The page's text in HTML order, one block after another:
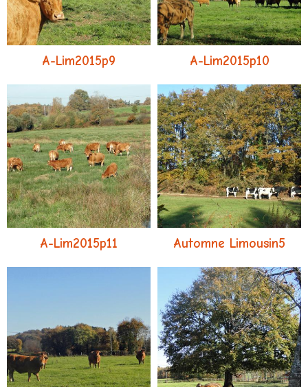
A-Lim2015p9 A-Lim2015p10
A-Lim2015p11 Automne Limousin5